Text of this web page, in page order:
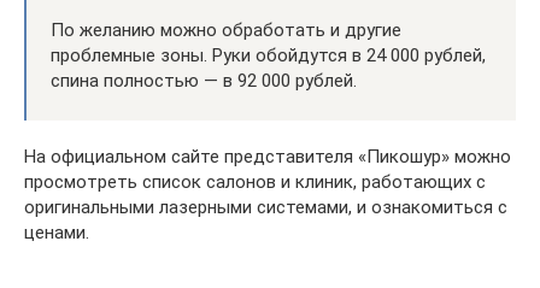
По желанию можно обработать и другие
проблемные зоны. Руки обойдутся в 24 000 рублей,
спина полностью ― в 92 000 рублей.
На официальном сайте представителя «Пикошур» можно
просмотреть список салонов и клиник, работающих с
оригинальными лазерными системами, и ознакомиться с
ценами.